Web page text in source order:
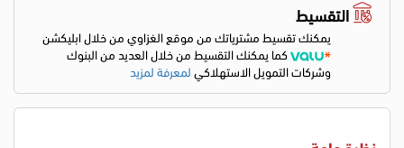
التقسيط
يمكنك تقسيط مشترياتك من موقع الغزاوي من خلال ابليكشن
كما يمكنك التقسيط من خلال العديد من البنوك
وشركات التمويل الاستهلاكيلمعرفة لمزيد